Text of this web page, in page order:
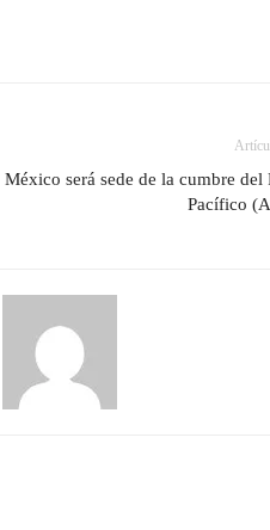
México será sede de la cumbre
Pacífico